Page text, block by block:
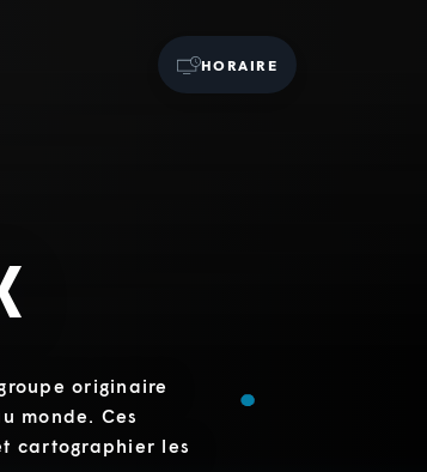
HORAIRE
originaire
monde. Ces
cartographier les